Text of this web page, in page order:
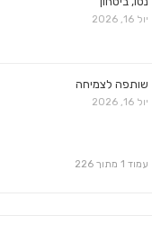
יול 16, 2026
שותפה לצמיחה
יול 16, 2026
עמוד 1 מתוך 226